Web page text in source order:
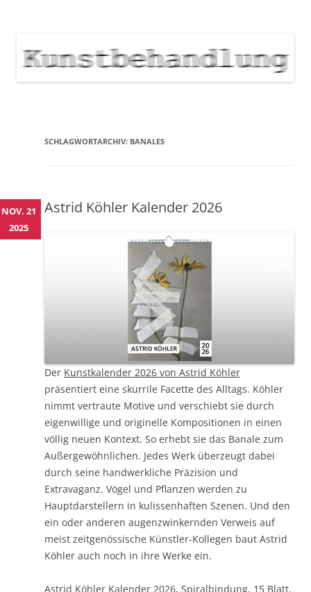
NEWS
SCHLAGWORTARCHIV: BANALES
Astrid Köhler Kalender 2026
Der Kunstkalender 2026 von Astrid Köhler
präsentiert eine skurrile Facette des Alltags. Köhler
nimmt vertraute Motive und verschiebt sie durch
eigenwillige und originelle Kompositionen in einen
völlig neuen Kontext. So erhebt sie das Banale zum
Außergewöhnlichen. Jedes Werk überzeugt dabei
durch seine handwerkliche Präzision und
Extravaganz. Vögel und Pflanzen werden zu
Hauptdarstellern in kulissenhaften Szenen. Und den
ein oder anderen augenzwinkernden Verweis auf
meist zeitgenössische Künstler-Kollegen baut Astrid
Köhler auch noch in ihre Werke ein.
Astrid Köhler Kalender 2026, Spiralbindung, 15 Blatt,
NOV. 21
2025